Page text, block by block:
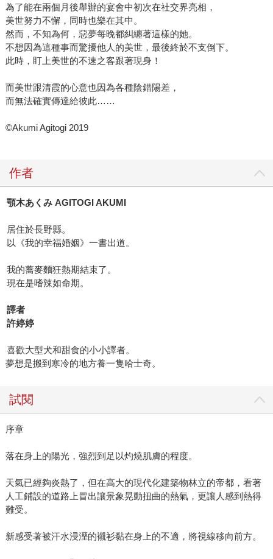
為了能在兩個月後舉辦的宴會中初次在社交界亮相，
美世努力不懈，同時也樂在其中。
然而，不知為何，惡夢每晚都糾纏著這樣的她。
不想因為這種事而驚擾他人的美世，最後終於不支倒下。
此時，盯上美世的不速之客跟著現身！
而美世跟清霞的心意也因為各種陰錯陽差，
而無法確實傳達給彼此……
©Akumi Agitogi 2019
作者
顎木あくみ AGITOGI AKUMI
居住於長野縣。
以《我的幸福婚姻》一書出道。
我的蕎麥麵狂熱期結束了。
現在是嗜辣如命期。
譯者
許婷婷
喜歡大型犬和甜食的小小譯者。
夢想是搬到寒冷的地方養一隻哈士奇。
試閱
序章
落在身上的陽光，強烈到足以灼燒肌膚的程度。
天氣已經夠炎熱了，但在高大的現代化建築物林立的帝都，看著
人工鋪設的道路上冒出讓景象晃動扭曲的熱氣，更讓人感到熱得
難受。
新感受著被汗水浸溼的襯衫黏在身上的不適，將視線移向前方。